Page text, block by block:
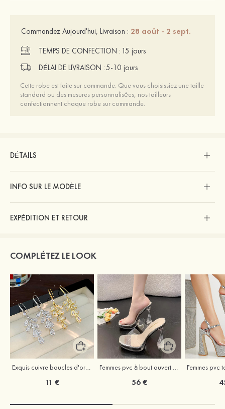
Commandez Aujourd'hui, Livraison : 28 août - 2 sept.
TEMPS DE CONFECTION : 15 jours
DÉLAI DE LIVRAISON :5-10 jours
Cette robe est faite sur commande. Que vous choisissiez une taille
standard ou des mesures personnalisées, nos tailleurs
confectionnent chaque robe sur commande.
DÉTAILS
INFO SUR LE MODÈLE
EXPÉDITION ET RETOUR
COMPLÉTEZ LE LOOK
Exquis cuivre boucles d'oreilles avec strass
11 €
Femmes pvc à bout ouvert sandales talon bottie chaussures de mode
56 €